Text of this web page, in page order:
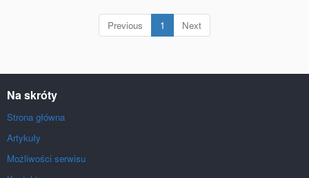
Previous 1 (current)
Next
Na skróty
Strona główna
Artykuły
Możliwości serwisu